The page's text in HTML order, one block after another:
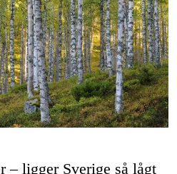
– ligger Sverige så lågt